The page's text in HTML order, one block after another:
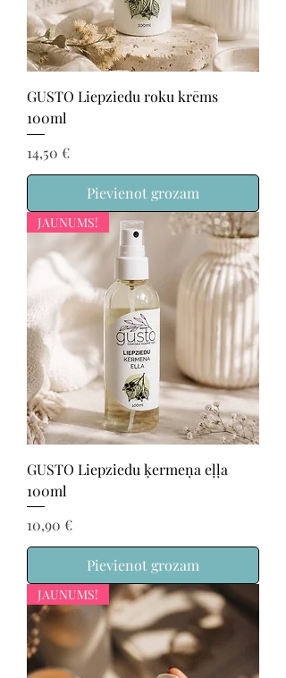
GUSTO Liepziedu roku krēms
100ml
Cena
14,50 €
Pievienot grozam
JAUNUMS!
GUSTO Liepziedu ķermeņa eļļa
100ml
Cena
10,90 €
Pievienot grozam
JAUNUMS!